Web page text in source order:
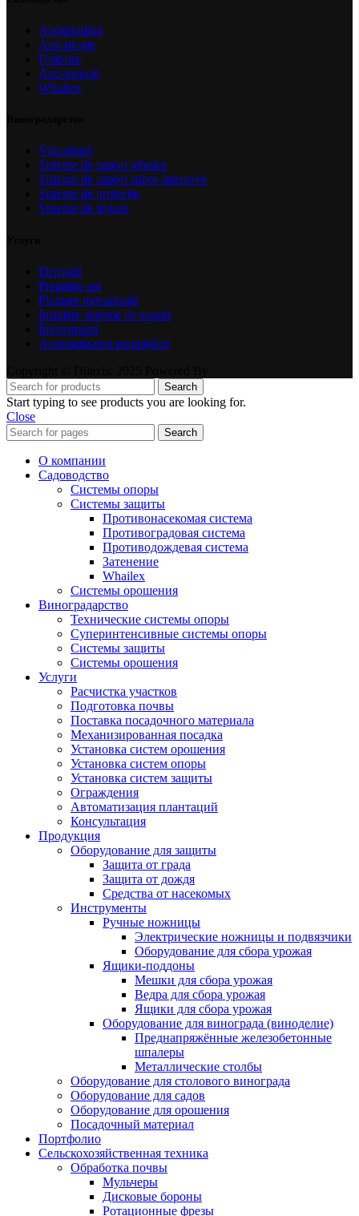
Antigrindină
Anti-ploaie
Umbrire
Anti-insecte
Whailex
Viticultură
Sisteme de suport tehnice
Sisteme de suport super-intensive
Sisteme de protecție
Sisteme de irigare
Defrișări
Pregătire sol
Plantare mecanizată
Instalare sisteme de suport
Împrejmuiri
Automatizarea plantațiilor
Search
Start typing to see products you are looking for.
Close
Search
О компании
Садоводство
Системы опоры
Системы защиты
Противонасекомая система
Противоградовая система
Противодождевая система
Затенение
Whailex
Системы орошения
Виноградарство
Технические системы опоры
Суперинтенсивные системы опоры
Системы защиты
Системы орошения
Услуги
Расчистка участков
Подготовка почвы
Поставка посадочного материала
Механизированная посадка
Установка систем орошения
Установка систем опоры
Установка систем защиты
Ограждения
Автоматизация плантаций
Консультация
Продукция
Оборудование для защиты
Защита от града
Защита от дождя
Средства от насекомых
Инструменты
Ручные ножницы
Электрические ножницы и подвязчики
Оборудование для сбора урожая
Ящики-поддоны
Мешки для сбора урожая
Ведра для сбора урожая
Ящики для сбора урожая
Оборудование для винограда (виноделие)
Преднапряжённые железобетонные
шпалеры
Металлические столбы
Оборудование для столового винограда
Оборудование для садов
Оборудование для орошения
Посадочный материал
Портфолио
Сельскохозяйственная техника
Обработка почвы
Мульчеры
Дисковые бороны
Ротационные фрезы